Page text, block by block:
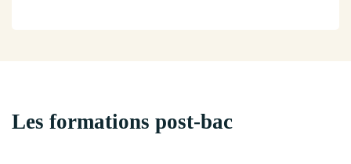
Les formations post-bac